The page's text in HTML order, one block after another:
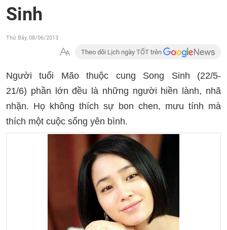
Sinh
Thứ Bảy, 08/06/2013
Theo dõi Lịch ngày TỐT trên
Người tuổi Mão thuộc cung Song Sinh (22/5-
21/6) phần lớn đều là những người hiền lành, nhã
nhặn. Họ không thích sự bon chen, mưu tính mà
thích một cuộc sống yên bình.